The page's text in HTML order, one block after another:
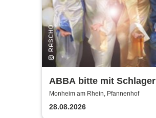
ABBA bitte mit Schlager
Monheim am Rhein, Pfannenhof
28.08.2026